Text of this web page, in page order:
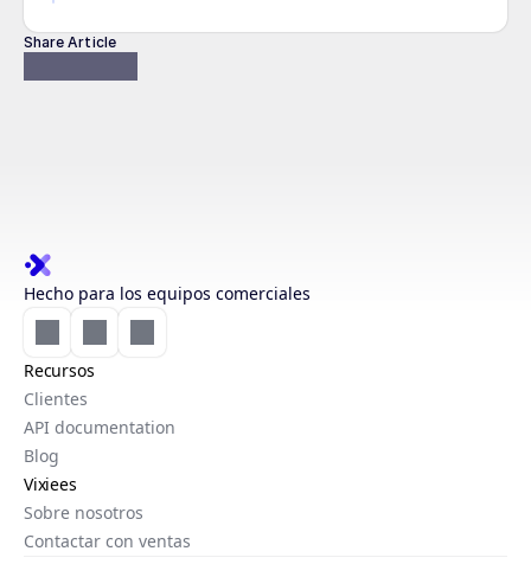
Share Article
Hecho para los equipos comerciales
Recursos
Clientes
API documentation
Blog
Vixiees
Sobre nosotros
Contactar con ventas